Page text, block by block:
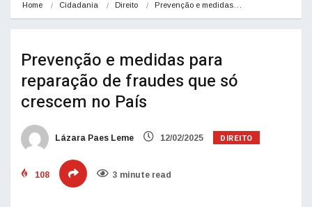
Home Cidadania Direito Prevenção e medidas…
Prevenção e medidas para
reparação de fraudes que só
crescem no País
Lázara Paes Leme 12/02/2025 DIREITO
108 3 minute read